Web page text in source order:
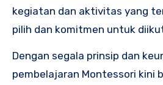
kegiatan dan aktivitas yang
pilih dan komitmen untuk
Dengan segala prinsip dan
pembelajaran Montessori kini